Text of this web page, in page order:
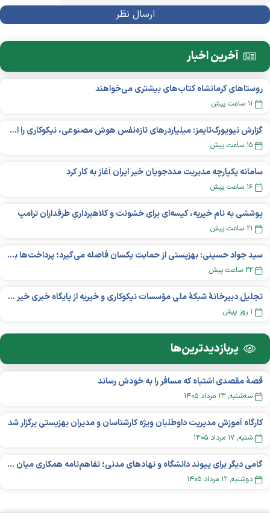
آخرین اخبار
روستاهای کرمانشاه کتاب‌های بیشتری می‌خواهند
۱۱ ساعت پیش
گزارش نیویورک‌تایمز: میلیاردر‌های تازه‌نفس هوش مصنوعی، نیکوکاری را انتخاب می‌کنند؟
۱۵ ساعت پیش
سامانه یکپارچه مدیریت مددجویان خیر ایران آغاز به کار کرد
۱۶ ساعت پیش
پوششی به نام خیریه، کیسه‌ای برای خشونت و کلاهبرداریِ طرفداران ترامپ
۲۱ ساعت پیش
سید جواد حسینی: بهزیستی از حمایت یکسان فاصله می‌گیرد؛ پرداخت‌ها بر اساس نوع معلولیت و میزان نیاز تغییر می‌کند
۲۲ ساعت پیش
تجلیل دبیرخانۀ شبکۀ ملی مؤسسات نیکوکاری و خیریه از پایگاه خبری خیر ایران
۱ روز پیش
پربازدید‌ترین‌ها
قصهٔ مقصدی اشتباه که مسافر را به خودش رساند
سه‌شنبه, ۱۳ مرداد ۱۴۰۵
کارگاه آموزش مدیریت داوطلبان ویژه کارشناسان و مدیران بهزیستی برگزار شد
شنبه, ۱۷ مرداد ۱۴۰۵
گامی دیگر برای پیوند دانشگاه و نهادهای مدنی؛ تفاهم‌نامه همکاری میان «شبکه ملی» و «دانشگاه هنر ایران» منعقد شد
دوشنبه, ۱۲ مرداد ۱۴۰۵